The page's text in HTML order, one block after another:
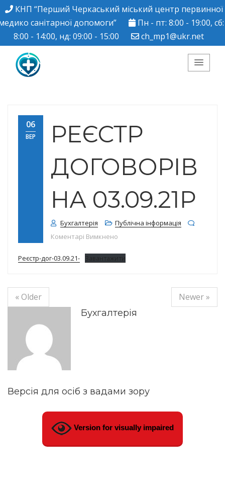
КНП “Перший Черкаський міський центр первинної
санітарної допомоги”
Пн - пт: 8:00 - 19:00, сб:
8:00 - 14:00, нд: 09:00 - 15:00
ch_mp1@ukr.net
Черкаський міський
центр ПМСД"
06
ВЕР
РЕЄСТР
ДОГОВОРІВ
НА 03.09.21Р
Бухгалтерія
Публічна інформація
Коментарі Вимкнено
Реєстр-дог-03.09.21- Завантажити
« Older
Newer »
Бухгалтерія
Версія для осіб з вадами зору
Version for visually impaired